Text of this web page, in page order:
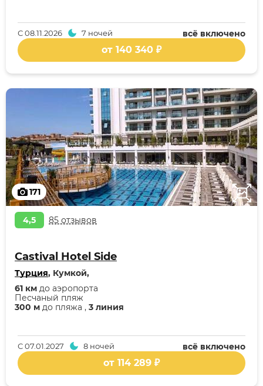
всё включено
С08.11.2026 7 ночей
от 140 340 ₽
171
4,5 85 отзывов
Castival Hotel Side
Турция, Кумкой,
300 м до пляжа , 3 линия
Песчаный пляж
61 км до аэропорта
всё включено
С07.01.2027 8 ночей
от 114 289 ₽